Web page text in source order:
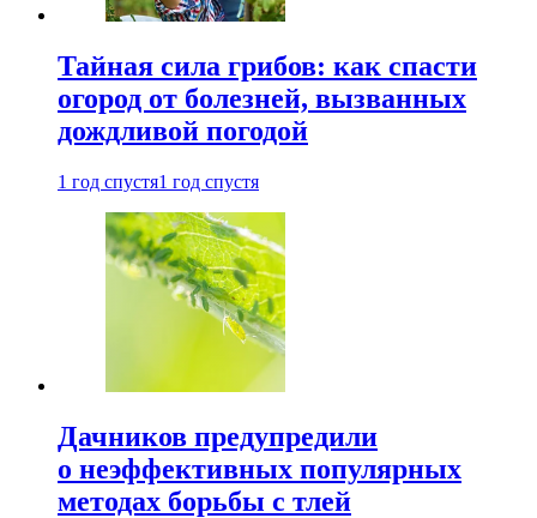
Тайная сила грибов: как спасти
огород от болезней, вызванных
дождливой погодой
1 год спустя1 год спустя
Дачников предупредили
о неэффективных популярных
методах борьбы с тлей